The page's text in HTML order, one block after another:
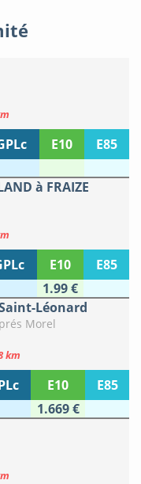
E10
E85
à FRAIZE
E10
E85
1.99 €
Saint-Léonard
Morel
km
E10
E85
1.669 €